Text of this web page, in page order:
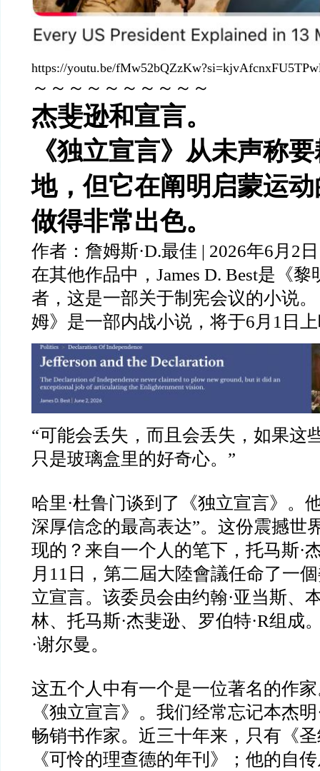
https://youtu.be/
～～～～～～～～～～
杰斐逊和宣言。
《独立宣言》从未声称
地，但它在阐明启蒙运
做得非常出色。
作者：詹姆斯·D.最佳 | 2026年6月2日
在其他作品中，James D. Best是《
者，这是一部关于制宪会议的小说
姆》是一部内战小说，将于6月1日
“可能会丢失，而且会丢失，如果这
只是玻璃盒里的好奇心。”
哈里·杜鲁门谈到了《独立宣言》。
深厚信念的最高表达”。这份震撼世
现的？来自一个人的笔下，托马斯·
月11日，第二屆大陸會議任命了一
立宣言。该委员会由约翰·亚当斯、
林、托马斯·杰斐逊、罗伯特·R组成
·谢尔曼。
这五个人中有一个是一位著名的作
《独立宣言》。我们经常忘记本杰
畅销书作家。近三十年来，只有《
《可怜的理查德的年刊》；他的自